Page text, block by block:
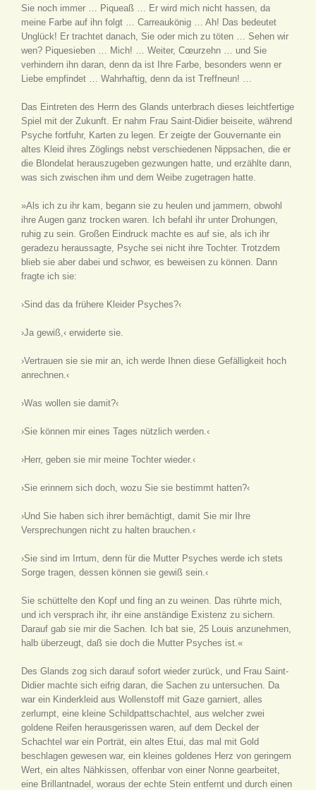
Sie noch immer … Piqueaß … Er wird mich nicht hassen, da
meine Farbe auf ihn folgt … Carreaukönig … Ah! Das bedeutet
Unglück! Er trachtet danach, Sie oder mich zu töten … Sehen wir
wen? Piquesieben … Mich! … Weiter, Cœurzehn … und Sie
verhindern ihn daran, denn da ist Ihre Farbe, besonders wenn er
Liebe empfindet … Wahrhaftig, denn da ist Treffneun! …
Das Eintreten des Herrn des Glands unterbrach dieses leichtfertige
Spiel mit der Zukunft. Er nahm Frau Saint-Didier beiseite, während
Psyche fortfuhr, Karten zu legen. Er zeigte der Gouvernante ein
altes Kleid ihres Zöglings nebst verschiedenen Nippsachen, die er
die Blondelat herauszugeben gezwungen hatte, und erzählte dann,
was sich zwischen ihm und dem Weibe zugetragen hatte.
»Als ich zu ihr kam, begann sie zu heulen und jammern, obwohl
ihre Augen ganz trocken waren. Ich befahl ihr unter Drohungen,
ruhig zu sein. Großen Eindruck machte es auf sie, als ich ihr
geradezu heraussagte, Psyche sei nicht ihre Tochter. Trotzdem
blieb sie aber dabei und schwor, es beweisen zu können. Dann
fragte ich sie:
›Sind das da frühere Kleider Psyches?‹
›Ja gewiß,‹ erwiderte sie.
›Vertrauen sie sie mir an, ich werde Ihnen diese Gefälligkeit hoch
anrechnen.‹
›Was wollen sie damit?‹
›Sie können mir eines Tages nützlich werden.‹
›Herr, geben sie mir meine Tochter wieder.‹
›Sie erinnern sich doch, wozu Sie sie bestimmt hatten?‹
›Und Sie haben sich ihrer bemächtigt, damit Sie mir Ihre
Versprechungen nicht zu halten brauchen.‹
›Sie sind im Irrtum, denn für die Mutter Psyches werde ich stets
Sorge tragen, dessen können sie gewiß sein.‹
Sie schüttelte den Kopf und fing an zu weinen. Das rührte mich,
und ich versprach ihr, ihr eine anständige Existenz zu sichern.
Darauf gab sie mir die Sachen. Ich bat sie, 25 Louis anzunehmen,
halb überzeugt, daß sie doch die Mutter Psyches ist.«
Des Glands zog sich darauf sofort wieder zurück, und Frau Saint-
Didier machte sich eifrig daran, die Sachen zu untersuchen. Da
war ein Kinderkleid aus Wollenstoff mit Gaze garniert, alles
zerlumpt, eine kleine Schildpattschachtel, aus welcher zwei
goldene Reifen herausgerissen waren, auf dem Deckel der
Schachtel war ein Porträt, ein altes Etui, das mal mit Gold
beschlagen gewesen war, ein kleines goldenes Herz von geringem
Wert, ein altes Nähkissen, offenbar von einer Nonne gearbeitet,
eine Brillantnadel, woraus der echte Stein entfernt und durch einen